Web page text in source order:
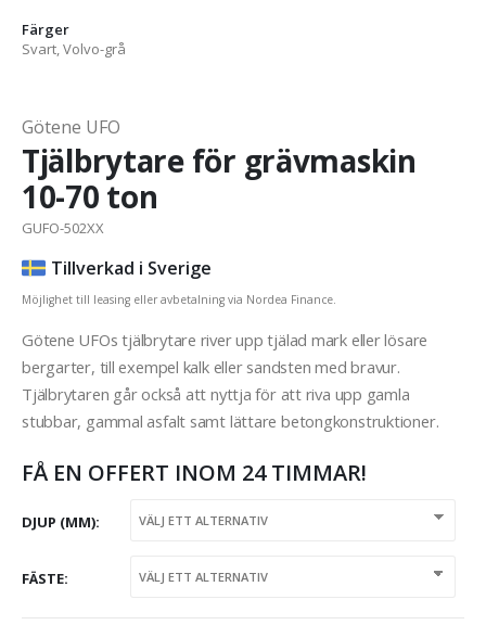
Färger
Svart, Volvo-grå
Götene UFO
Tjälbrytare för grävmaskin
10-70 ton
GUFO-502XX
Tillverkad i Sverige
Möjlighet till leasing eller avbetalning via Nordea Finance.
Götene UFOs tjälbrytare river upp tjälad mark eller lösare
bergarter, till exempel kalk eller sandsten med bravur.
Tjälbrytaren går också att nyttja för att riva upp gamla
stubbar, gammal asfalt samt lättare betongkonstruktioner.
FÅ EN OFFERT INOM 24 TIMMAR!
DJUP (MM)
FÄSTE